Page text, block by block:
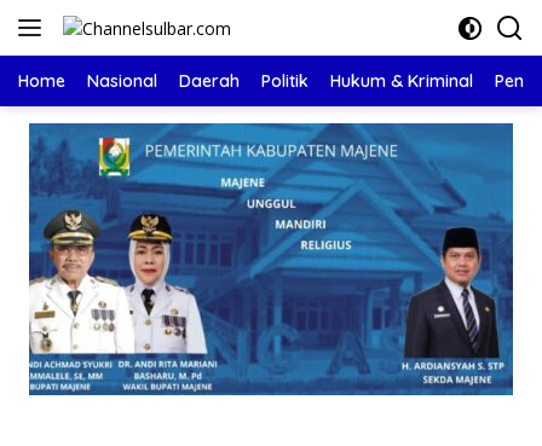
Langsung
Home Nasional Daerah Politik Hukum & Kriminal